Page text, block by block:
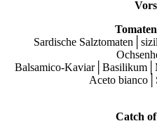
Sardische
Balsamico-
Aceto
Catch